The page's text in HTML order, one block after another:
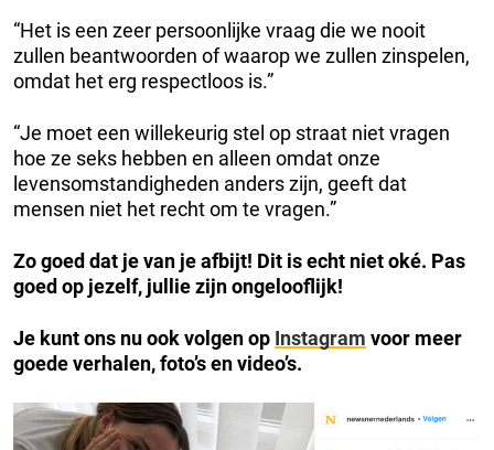
“Het is een zeer persoonlijke vraag die we nooit
zullen beantwoorden of waarop we zullen zinspelen,
omdat het erg respectloos is.”
“Je moet een willekeurig stel op straat niet vragen
hoe ze seks hebben en alleen omdat onze
levensomstandigheden anders zijn, geeft dat
mensen niet het recht om te vragen.”
Zo goed dat je van je afbijt! Dit is echt niet oké. Pas
goed op jezelf, jullie zijn ongelooflijk!
Je kunt ons nu ook volgen op Instagram voor meer
goede verhalen, foto’s en video’s.